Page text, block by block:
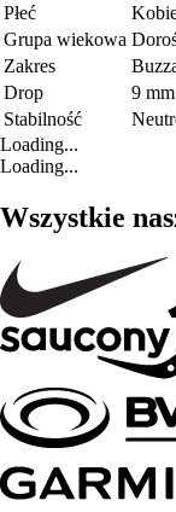
Płeć
Grupa wiekowa
Zakres
Drop
9 mm
Stabilność
Loading...
Loading...
Wszystkie